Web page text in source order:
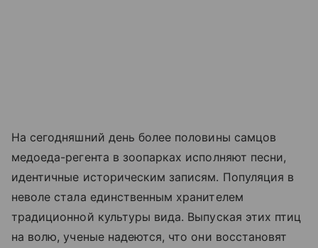
На сегодняшний день более половины самцов
медоеда-регента в зоопарках исполняют песни,
идентичные историческим записям. Популяция в
неволе стала единственным хранителем
традиционной культуры вида. Выпуская этих птиц
на волю, ученые надеются, что они восстановят